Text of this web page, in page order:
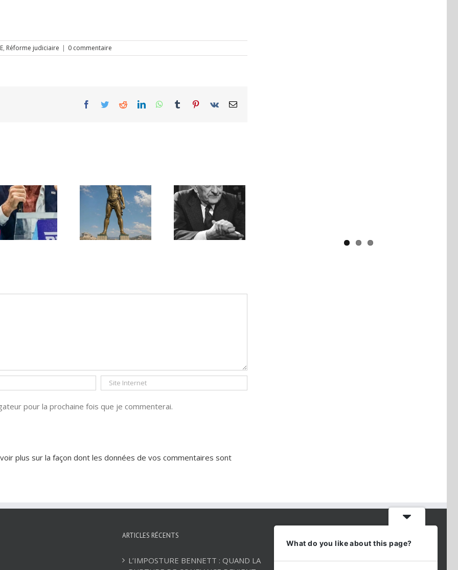
, Réforme judiciaire | 0 commentaire
Facebook
TwitterRedditLinkedInWhatsApp
Tumblr Pinterest
Vk Email
Ile de Rhodes ;
un foyer juif
déserté
Une lettre
inédite de
Malraux sur
l’État d’Israël |
PAR « LA REGLE
pour la prochaine fois que je commenterai.
plus sur la façon dont les données de vos commentaires sont
ARTICLES RÉCENTS
L’IMPOSTURE BENNETT : QUAND LA
Téléphone:01 86 98 27 27
What do you like about this page?